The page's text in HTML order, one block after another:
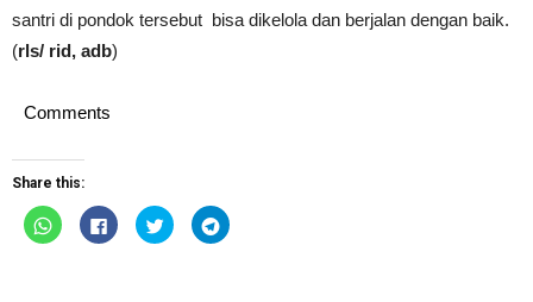
santri di pondok tersebut bisa dikelola dan berjalan dengan baik.
(rls/ rid, adb)
Comments
Share this:
Click
to
share
Click
to
share
Click
to
share
Click
to